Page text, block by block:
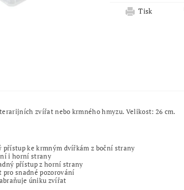
Tisk
zvířat nebo krmného hmyzu. Velikost: 26 cm.
přístup ke krmným dvířkám z boční strany
i horní strany
přístup z horní strany
snadné pozorování
úniku zvířat